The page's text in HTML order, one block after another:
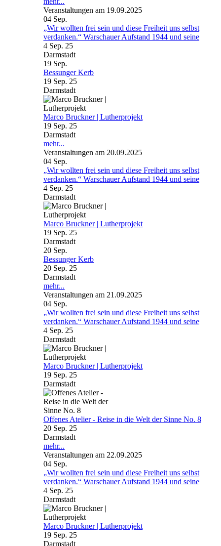
Veranstaltungen am 19.09.2025
04 Sep.
„Wir wollten frei sein und diese Freiheit uns selbst
verdanken.“ Warschauer Aufstand 1944 und seine
4 Sep. 25
Darmstadt
19 Sep.
Bessunger Kerb
19 Sep. 25
Darmstadt
Marco Bruckner | Lutherprojekt
19 Sep. 25
Darmstadt
mehr...
Veranstaltungen am 20.09.2025
04 Sep.
„Wir wollten frei sein und diese Freiheit uns selbst
verdanken.“ Warschauer Aufstand 1944 und seine
4 Sep. 25
Darmstadt
Marco Bruckner | Lutherprojekt
19 Sep. 25
Darmstadt
20 Sep.
Bessunger Kerb
20 Sep. 25
Darmstadt
mehr...
Veranstaltungen am 21.09.2025
04 Sep.
„Wir wollten frei sein und diese Freiheit uns selbst
verdanken.“ Warschauer Aufstand 1944 und seine
4 Sep. 25
Darmstadt
Marco Bruckner | Lutherprojekt
19 Sep. 25
Darmstadt
Offenes Atelier - Reise in die Welt der Sinne No. 8
20 Sep. 25
Darmstadt
mehr...
Veranstaltungen am 22.09.2025
04 Sep.
„Wir wollten frei sein und diese Freiheit uns selbst
verdanken.“ Warschauer Aufstand 1944 und seine
4 Sep. 25
Darmstadt
Marco Bruckner | Lutherprojekt
19 Sep. 25
Darmstadt